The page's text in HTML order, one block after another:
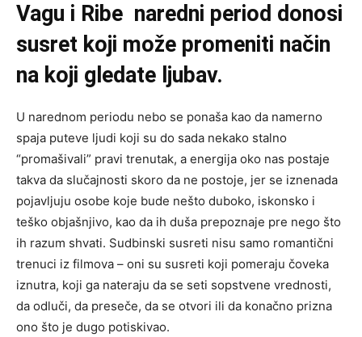
Vagu i Ribe naredni period donosi
susret koji može promeniti način
na koji gledate ljubav.
U narednom periodu nebo se ponaša kao da namerno
spaja puteve ljudi koji su do sada nekako stalno
“promašivali” pravi trenutak, a energija oko nas postaje
takva da slučajnosti skoro da ne postoje, jer se iznenada
pojavljuju osobe koje bude nešto duboko, iskonsko i
teško objašnjivo, kao da ih duša prepoznaje pre nego što
ih razum shvati. Sudbinski susreti nisu samo romantični
trenuci iz filmova – oni su susreti koji pomeraju čoveka
iznutra, koji ga nateraju da se seti sopstvene vrednosti,
da odluči, da preseče, da se otvori ili da konačno prizna
ono što je dugo potiskivao.